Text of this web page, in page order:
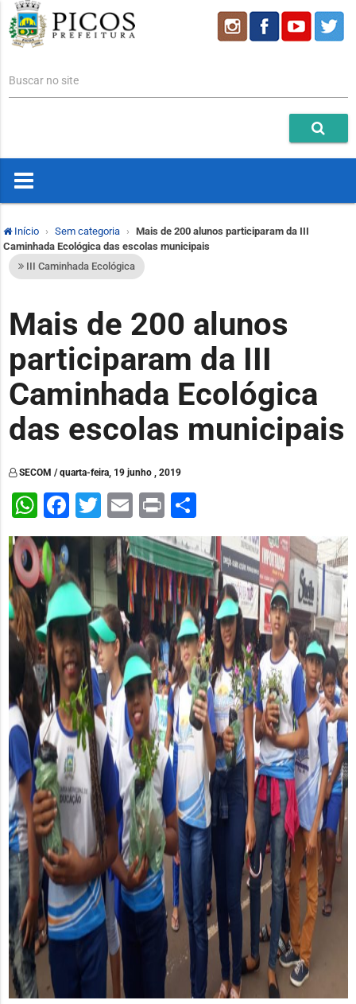
Buscar no site
Início Sem categoria
Mais de 200 alunos participaram da III
Caminhada Ecológica das escolas municipais
III Caminhada Ecológica
Mais de 200 alunos
participaram da III
Caminhada Ecológica
das escolas municipais
SECOM / quarta-feira, 19 junho , 2019
WhatsApp
Facebook
Twitter
Email
PrintShare